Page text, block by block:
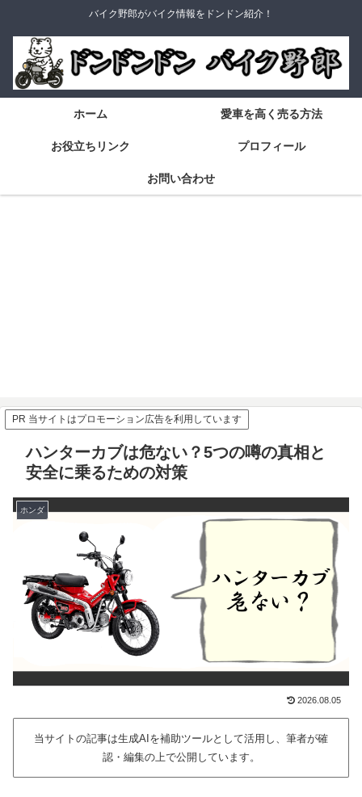
バイク野郎がバイク情報をドンドン紹介！
ホーム 愛車を高く売る方法
お役立ちリンク プロフィール
お問い合わせ
PR 当サイトはプロモーション広告を利用しています
ハンターカブは危ない？5つの噂の真相と
安全に乗るための対策
ホンダ
2026.08.05
当サイトの記事は生成AIを補助ツールとして活用し、筆者が確
認・編集の上で公開しています。